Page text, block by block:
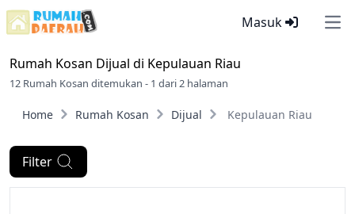
Masuk
Rumah Kosan Dijual di Kepulauan Riau
12 Rumah Kosan ditemukan - 1 dari 2 halaman
Home Rumah Kosan Dijual Kepulauan Riau
Filter